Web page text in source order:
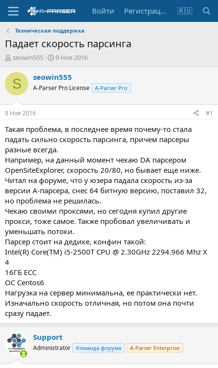
Войти Регистрация 🇷🇺
Техническая поддержка
Падает скорость парсинга
А
т
о
т
е
м
ы
seowin555
Д
т
н
а
л
9 Ноя 2016
S seowin555
A-Parser Pro License A-Parser Pro
9 Ноя 2016 #1
Такая проблема, в последнее время почему-то стала
падать сильно скорость парсинга, причем парсеры
разные всегда.
Например, на данный момент чекаю DA парсером
OpenSiteExplorer, скорость 20/80, но бывает еще ниже.
Читал на форуме, что у юзера падала скорость из-за
версии А-парсера, снес 64 битную версию, поставил 32,
но проблема не решилась.
Чекаю своими проксями, но сегодня купил другие
прокси, тоже самое. Также пробовал увеличивать и
уменьшать потоки.
Парсер стоит на дедике, конфин такой:
Intel(R) Core(TM) i5-2500T CPU @ 2.30GHz 2294.966 Mhz X
4
16ГБ ECC
OC Centos6
Нагрузка на сервер минимальна, ее практически нет.
Изначально скорость отличная, но потом она почти
сразу падает.
Support
Administrator Команда форума A-Parser Enterprise